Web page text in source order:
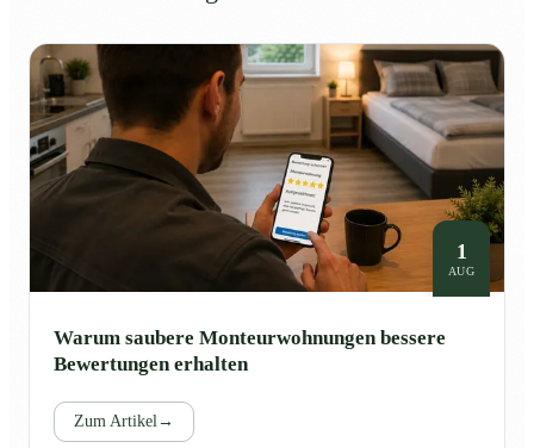
1
AUG
Warum saubere Monteurwohnungen bessere
Bewertungen erhalten
Zum Artikel→